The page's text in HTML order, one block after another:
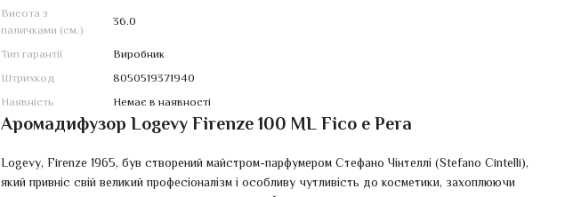
Висота з
паличками (см.)
36.0
Тип гарантії
Виробник
Штрихкод
8050519371940
Наявність
Немає в наявності
Аромадифузор Logevy Firenze 100 ML Fico e Pera
Logevy, Firenze 1965, був створений майстром-парфумером Стефано Чінтеллі (Stefano Cintelli),
який привніс свій великий професіоналізм і особливу чутливість до косметики, захоплюючи